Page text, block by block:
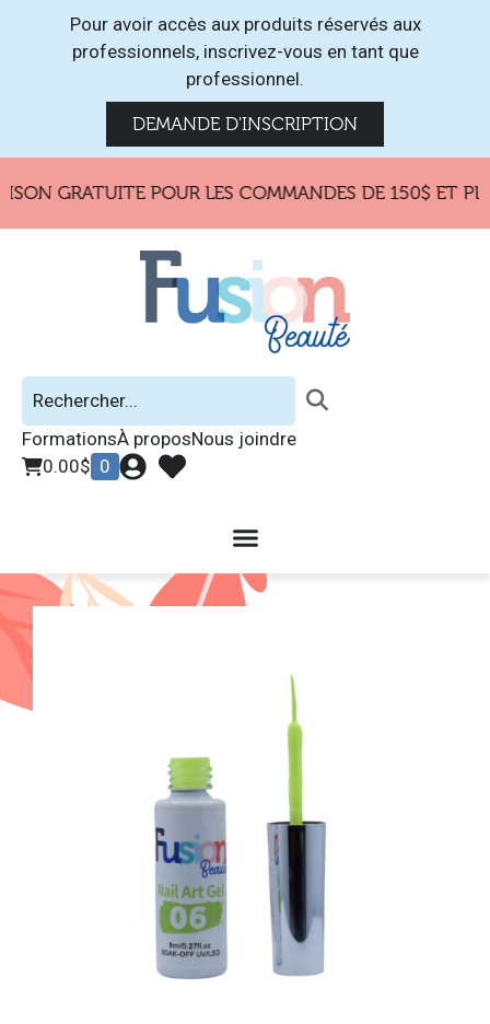
Pour avoir accès aux produits réservés aux
professionnels, inscrivez-vous en tant que
professionnel.
DEMANDE D'INSCRIPTION
GRATUITE POUR LES COMMANDES DE 150$ ET
FormationsÀ proposNous joindre
0.00$ 0